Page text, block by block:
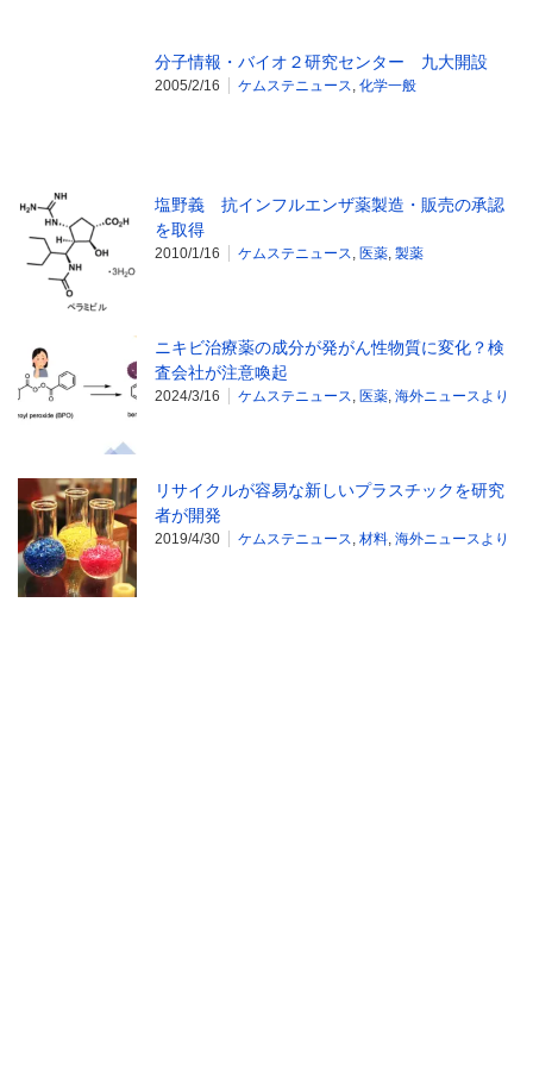
分子情報・バイオ２研究センター 九大開設
2005/2/16 ケムステニュース, 化学一般
塩野義 抗インフルエンザ薬製造・販売の承認
を取得
2010/1/16 ケムステニュース, 医薬, 製薬
ニキビ治療薬の成分が発がん性物質に変化？検
査会社が注意喚起
2024/3/16 ケムステニュース, 医薬, 海外ニュースより
リサイクルが容易な新しいプラスチックを研究
者が開発
2019/4/30 ケムステニュース, 材料, 海外ニュースより